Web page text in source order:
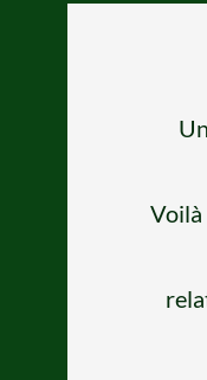
Voilà